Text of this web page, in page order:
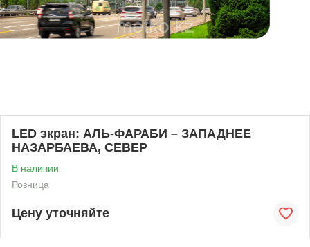
LED экран: АЛЬ-ФАРАБИ – ЗАПАДНЕЕ
НАЗАРБАЕВА, СЕВЕР
В наличии
Розница
Цену уточняйте